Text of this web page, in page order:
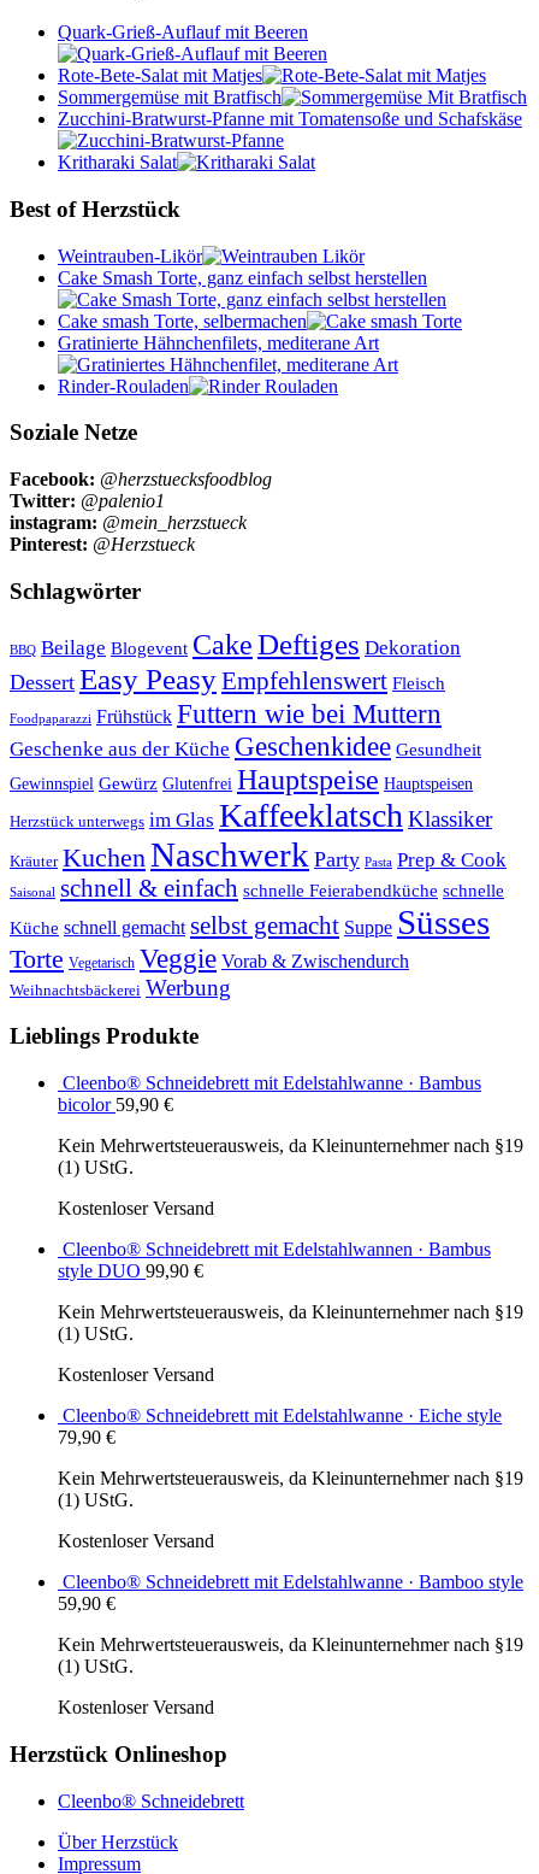
Quark-Grieß-Auflauf mit Beeren
Rote-Bete-Salat mit Matjes
Sommergemüse mit Bratfisch
Zucchini-Bratwurst-Pfanne mit Tomatensoße und Schafskäse
Kritharaki Salat
Best of Herzstück
Weintrauben-Likör
Cake Smash Torte, ganz einfach selbst herstellen
Cake smash Torte, selbermachen
Gratinierte Hähnchenfilets, mediterane Art
Rinder-Rouladen
Soziale Netze
Facebook: @herzstuecksfoodblog
Twitter: @palenio1
instagram: @mein_herzstueck
Pinterest: @Herzstueck
Schlagwörter
BBQ Beilage Blogevent CakeDeftiges Dekoration
Dessert Easy PeasyEmpfehlenswert Fleisch
Foodpaparazzi Frühstück Futtern wie bei Muttern
Geschenke aus der Küche Geschenkidee Gesundheit
Gewinnspiel Gewürz Glutenfrei Hauptspeise Hauptspeisen
Herzstück unterwegs im Glas Kaffeeklatsch Klassiker
Kräuter Kuchen Naschwerk Party Pasta Prep & Cook
Saisonal schnell & einfach schnelle Feierabendküche schnelle
Küche schnell gemacht selbst gemacht Suppe Süsses
Torte Vegetarisch Veggie Vorab & Zwischendurch
Weihnachtsbäckerei Werbung
Lieblings Produkte
Cleenbo® Schneidebrett mit Edelstahlwanne · Bambus
bicolor 59,90 €
Kein Mehrwertsteuerausweis, da Kleinunternehmer nach §19
(1) UStG.
Kostenloser Versand
Cleenbo® Schneidebrett mit Edelstahlwannen · Bambus
style DUO 99,90 €
Kein Mehrwertsteuerausweis, da Kleinunternehmer nach §19
(1) UStG.
Kostenloser Versand
Cleenbo® Schneidebrett mit Edelstahlwanne · Eiche style
79,90 €
Kein Mehrwertsteuerausweis, da Kleinunternehmer nach §19
(1) UStG.
Kostenloser Versand
Cleenbo® Schneidebrett mit Edelstahlwanne · Bamboo style
59,90 €
Kein Mehrwertsteuerausweis, da Kleinunternehmer nach §19
(1) UStG.
Kostenloser Versand
Herzstück Onlineshop
Cleenbo® Schneidebrett
Über Herzstück
Impressum